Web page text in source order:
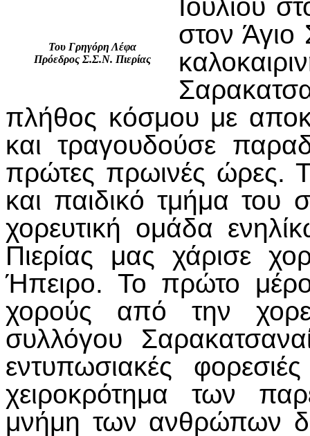
Του Γρηγόρη Λέφα
Πρόεδρος Σ.Σ.Ν. Πιερίας
Ιουλίου
στον Άγιο
πλήθος κόσμου με
και τραγουδούσε
πρώτες πρωινές ώρες.
και παιδικό τμήμα του
χορευτική ομάδα
Πιερίας μας χάρισε
Ήπειρο. Το πρώτο
χορούς από την
συλλόγου
εντυπωσιακές
χειροκρότημα των
μνήμη των ανθρώπων